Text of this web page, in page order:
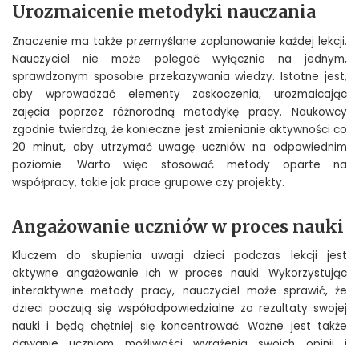
Urozmaicenie metodyki nauczania
Znaczenie ma także przemyślane zaplanowanie każdej lekcji.
Nauczyciel nie może polegać wyłącznie na jednym,
sprawdzonym sposobie przekazywania wiedzy. Istotne jest,
aby wprowadzać elementy zaskoczenia, urozmaicając
zajęcia poprzez różnorodną metodykę pracy. Naukowcy
zgodnie twierdzą, że konieczne jest zmienianie aktywności co
20 minut, aby utrzymać uwagę uczniów na odpowiednim
poziomie. Warto więc stosować metody oparte na
współpracy, takie jak prace grupowe czy projekty.
Angażowanie uczniów w proces nauki
Kluczem do skupienia uwagi dzieci podczas lekcji jest
aktywne angażowanie ich w proces nauki. Wykorzystując
interaktywne metody pracy, nauczyciel może sprawić, że
dzieci poczują się współodpowiedzialne za rezultaty swojej
nauki i będą chętniej się koncentrować. Ważne jest także